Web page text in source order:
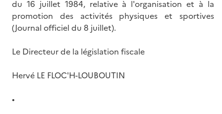
du 16 juillet 1984, relative à l'organisation et à la
promotion des activités physiques et sportives
(Journal officiel du 8 juillet).
Le Directeur de la législation fiscale
Hervé LE FLOC'H-LOUBOUTIN
•